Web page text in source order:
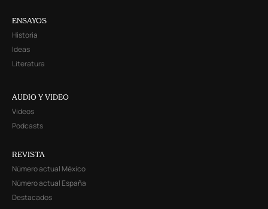
ENSAYOS
Historia
Ideas
Literatura
AUDIO Y VIDEO
Videos
Podcasts
REVISTA
Número actual México
Número actual España
Destacados